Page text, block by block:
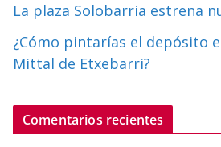
La plaza Solobarria estrena
¿Cómo pintarías el depósito
Mittal de Etxebarri?
Comentarios recientes